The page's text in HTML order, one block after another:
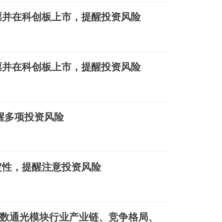
在科创板上市，提醒投资风险
在科创板上市，提醒投资风险
多项投资风险
，提醒注意投资风险
通光模块行业产业链、竞争格局、